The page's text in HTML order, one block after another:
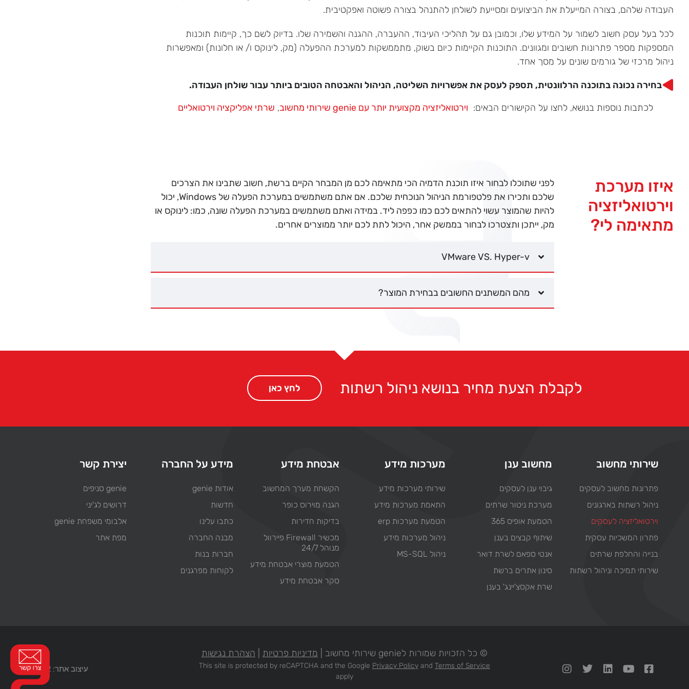
העבודה שלהם, בצורה המייעלת את הביצועים ומסייעת לשולחן להתנהל בצורה פשוטה ואפקטיבית.
לכל בעל עסק חשוב לשמור על המידע שלו, וכמובן גם על תהליכי העיבוד, ההעברה, ההגנה והשמירה שלו. בדיוק לשם כך, קיימות תוכנות
המספקות מספר פתרונות חשובים ומגוונים. התוכנות הקיימות כיום בשוק, מתממשקות למערכת ההפעלה (מק, לינוקס ו/ או חלונות) ומאפשרות
ניהול מרכזי של גורמים שונים על מסך אחד.
בחירה נכונה בתוכנה הרלוונטית, תספק לעסק את אפשרויות השליטה, הניהול והאבטחה הטובים ביותר עבור שולחן העבודה.
לכתבות נוספות בנושא, לחצו על הקישורים הבאים: וירטואליזציה מקצועית יותר עם genie שירותי מחשוב , שרתי אפליקציה וירטואליים
איזו מערכת
וירטואליזציה
מתאימה לי?
לפני שתוכלו לבחור איזו תוכנת הדמיה הכי מתאימה לכם מן המבחר הקיים ברשת, חשוב שתבינו את הצרכים
שלכם ותכירו את פלטפורמת הניהול הנוכחית שלכם. אם אתם משתמשים במערכת הפעלה של Windows, יכול
להיות שהמוצר עשוי להתאים לכם כמו כפפה ליד. במידה ואתם משתמשים במערכת הפעלה שונה, כמו: לינוקס או
מק, ייתכן ותצטרכו לבחור בממשק אחר, היכול לתת לכם יותר ממוצרים אחרים.
VMware VS. Hyper-v
מהם המשתנים החשובים בבחירת המוצר?
לקבלת הצעת מחיר בנושא ניהול רשתות לחץ כאן
שירותי מחשוב
פתרונות מחשוב לעסקים
ניהול רשתות בארגונים
וירטואליזציה לעסקים
פתרון המשכיות עסקית
בנייה והחלפת שרתים
שירותי תמיכה וניהול רשתות
מחשוב ענן
גיבוי ענן לעסקים
מערכת ניטור שרתים
הטמעת אופיס 365
שיתוף קבצים בענן
אנטי ספאם לשרת דואר
סינון אתרים ברשת
שרת אקסצ'יינג' בענן
מערכות מידע
שירותי מערכות מידע
התאמת מערכות מידע
הטמעת מערכות erp
ניהול מערכות מידע
ניהול MS-SQL
אבטחת מידע
הקשחת מערך המחשוב
הגנה מוירוס כופר
בדיקות חדירות
מכשיר Firewall פיירוול
מנוהל 24/7
הטמעת מוצרי אבטחת מידע
סקר אבטחת מידע
מידע על החברה
אודות genie
חדשות
כתבו עלינו
מבנה החברה
חברות בנות
לקוחות מפרגנים
יצירת קשר
genie סניפים
דרושים לג'יני
אלבומי משפחת genie
מפת אתר
© כל הזכויות שמורות לgenie שירותי מחשוב | מדיניות פרטיות הצהרת נגישות
This site is protected by reCAPTCHA and the Google Privacy Policy and Terms of Service
apply
עיצוב אתר: WEB2